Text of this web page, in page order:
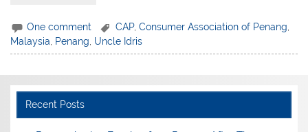
One comment CAP,Consumer Association of Penang
Malaysia
Penang Uncle Idris
Recent Posts